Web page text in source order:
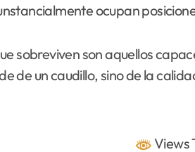
ocupan
sobreviven son aquellos
de un caudillo, sino de la
Views